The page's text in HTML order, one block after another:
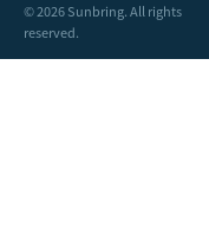
© 2026 Sunbring. All rights
reserved.